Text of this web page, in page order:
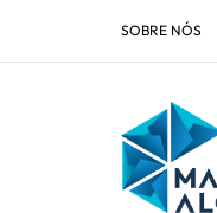
SOBRE NÓS